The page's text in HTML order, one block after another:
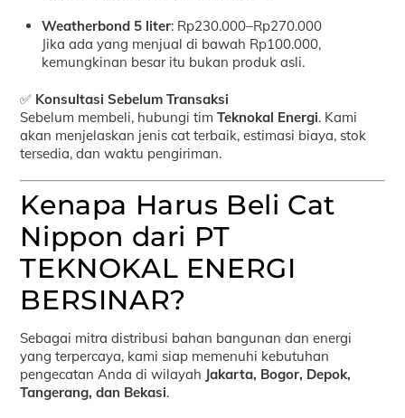
Weatherbond 5 liter: Rp230.000–Rp270.000
Jika ada yang menjual di bawah Rp100.000,
kemungkinan besar itu bukan produk asli.
✅ Konsultasi Sebelum Transaksi
Sebelum membeli, hubungi timTeknokal Energi. Kami
akan menjelaskan jenis cat terbaik, estimasi biaya, stok
tersedia, dan waktu pengiriman.
Kenapa Harus Beli Cat
Nippon dari PT
TEKNOKAL ENERGI
BERSINAR?
Sebagai mitra distribusi bahan bangunan dan energi
yang terpercaya, kami siap memenuhi kebutuhan
pengecatan Anda di wilayah Jakarta, Bogor, Depok,
Tangerang, dan Bekasi.